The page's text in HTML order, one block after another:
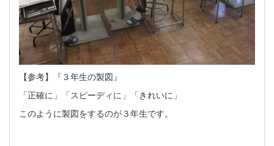
【参考】『３年生の製図』
「正確に」「スピーディに」「きれいに」
このように製図をするのが３年生です。